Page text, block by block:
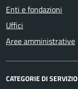
Enti e fondazioni
Uffici
Aree amministrative
CATEGORIE DI SERVIZIO